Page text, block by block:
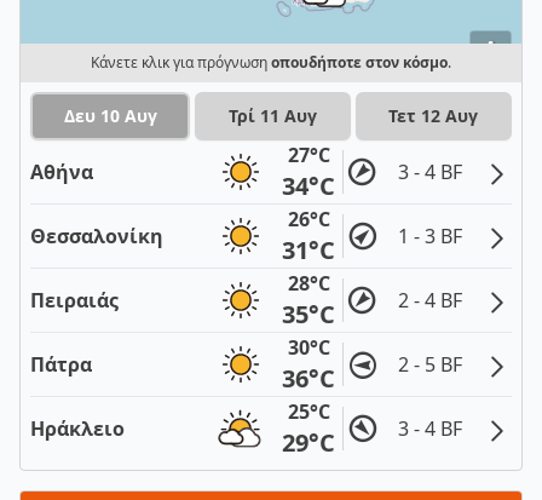
i
Κάνετε κλικ για πρόγνωσηοπουδήποτε στον κόσμο.
Δευ 10 Αυγ Τρί 11 Αυγ Τετ 12 Αυγ
Αθήνα
27°C
34°C 3 - 4 BF
Θεσσαλονίκη
26°C
31°C 1 - 3 BF
Πειραιάς
28°C
35°C 2 - 4 BF
Πάτρα
30°C
36°C 2 - 5 BF
Ηράκλειο
25°C
29°C 3 - 4 BF